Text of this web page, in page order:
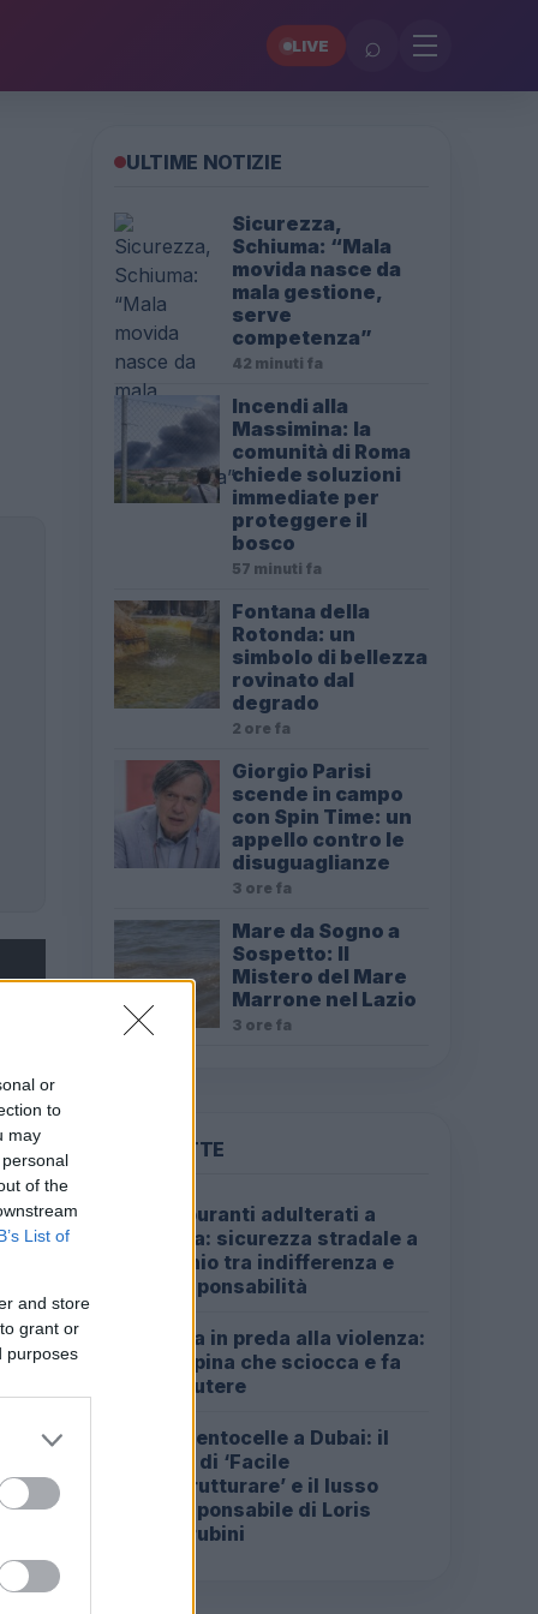
or
to
may
of the
List of
and store
grant or
purposes
LIVE ⌕
ULTIME NOTIZIE
Sicurezza,
Schiuma: “Mala
movida nasce da
mala gestione,
serve
competenza”
42 minuti fa
Incendi alla
Massimina: la
comunità di Roma
chiede soluzioni
immediate per
proteggere il
bosco
57 minuti fa
Fontana della
Rotonda: un
simbolo di bellezza
rovinato dal
degrado
2 ore fa
Giorgio Parisi
scende in campo
con Spin Time: un
appello contro le
disuguaglianze
3 ore fa
Mare da Sogno a
Sospetto: Il
Mistero del Mare
Marrone nel Lazio
3 ore fa
PIÙ LETTE
Carburanti adulterati a
Roma: sicurezza stradale a
rischio tra indifferenza e
irresponsabilità
Roma in preda alla violenza:
la rapina che sciocca e fa
discutere
Da Centocelle a Dubai: il
crac di ‘Facile
Ristrutturare’ e il lusso
irresponsabile di Loris
Cherubini